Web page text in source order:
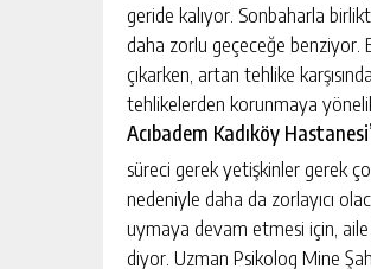
geride kalıyor. Sonbaharla
daha zorlu geçeceğe benziyor.
çıkarken, artan tehlike
tehlikelerden korunmaya
Acıbadem Kadıköy
süreci gerek yetişkinler gerek
nedeniyle daha da zorlayıcı
uymaya devam etmesi için,
diyor. Uzman Psikolog Mine
MHP ADANA’DA
TAMAMLADI